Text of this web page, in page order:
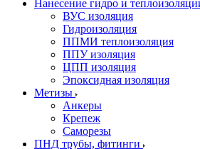
Нанесение гидро и
ВУС изоляция
Гидроизоляция
ППМИ теплоизоляция
ППУ изоляция
ЦПП изоляция
Эпоксидная изоляция
Метизы
Анкеры
Крепеж
Саморезы
ПНД трубы, фитинги